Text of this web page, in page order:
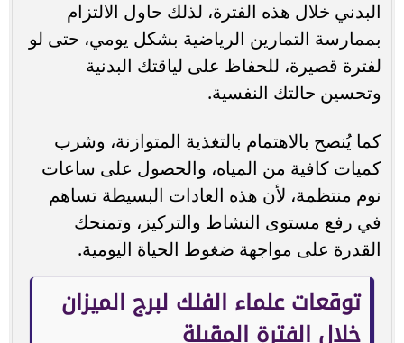
البدني خلال هذه الفترة، لذلك حاول الالتزام
بممارسة التمارين الرياضية بشكل يومي، حتى لو
لفترة قصيرة، للحفاظ على لياقتك البدنية
وتحسين حالتك النفسية.
كما يُنصح بالاهتمام بالتغذية المتوازنة، وشرب
كميات كافية من المياه، والحصول على ساعات
نوم منتظمة، لأن هذه العادات البسيطة تساهم
في رفع مستوى النشاط والتركيز، وتمنحك
القدرة على مواجهة ضغوط الحياة اليومية.
توقعات علماء الفلك لبرج الميزان
خلال الفترة المقبلة